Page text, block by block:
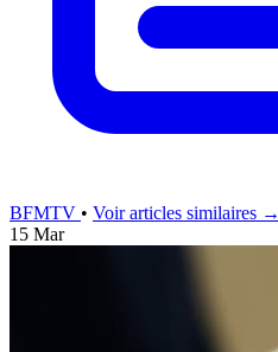
BFMTV • Voir articles similaires →
15 Mar